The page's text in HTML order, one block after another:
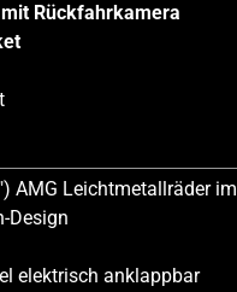
Rückfahrkamera
AMG Leichtmetallräder im
Design
elektrisch anklappbar